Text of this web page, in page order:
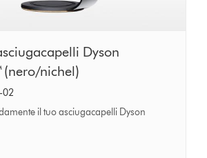
Dyson
(nero/nichel)
02
il tuo asciugacapelli Dyson